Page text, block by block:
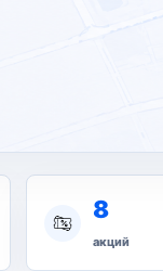
8
акций